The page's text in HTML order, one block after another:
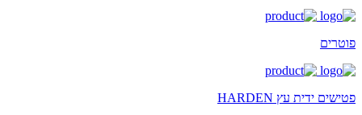
פוטרים
פטישים ידית עץ HARDEN